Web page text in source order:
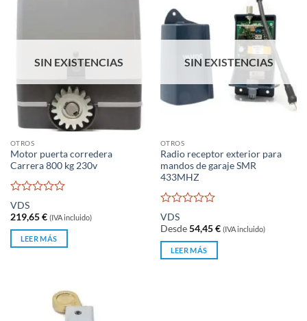
SIN EXISTENCIAS
OTROS
Motor puerta corredera
Carrera 800 kg 230v
Valorado
con
0
5
VDS
219,65€ (IVA incluido)
LEER MÁS
SIN EXISTENCIAS
OTROS
Radio receptor exterior para
mandos de garaje SMR
433MHZ
Valorado
con
0
5
VDS
Desde 54,45€ (IVA incluido)
LEER MÁS